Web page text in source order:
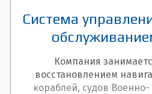
Система
Компания
восстановлением
кораблей, судов